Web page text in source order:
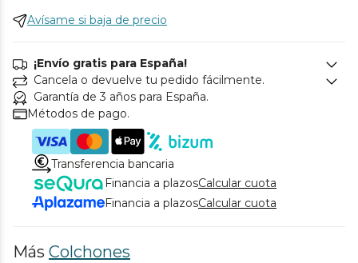
Avísame si baja de precio
¡Envío gratis para España!
Cancela o devuelve tu pedido fácilmente.
Garantía de 3 años para España.
Métodos de pago.
Transferencia bancaria
Financia a plazosCalcular cuota
Financia a plazosCalcular cuota
Más Colchones